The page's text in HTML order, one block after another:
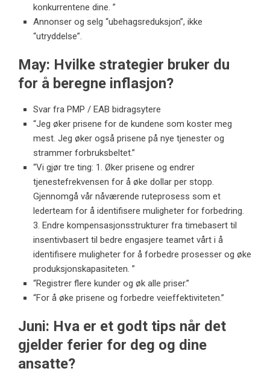
konkurrentene dine. ”
Annonser og selg “ubehagsreduksjon”, ikke
“utryddelse”.
May: Hvilke strategier bruker du
for å beregne inflasjon?
Svar fra PMP / EAB bidragsytere
“Jeg øker prisene for de kundene som koster meg
mest. Jeg øker også prisene på nye tjenester og
strammer forbruksbeltet.”
“Vi gjør tre ting: 1. Øker prisene og endrer
tjenestefrekvensen for å øke dollar per stopp.
Gjennomgå vår nåværende ruteprosess som et
lederteam for å identifisere muligheter for forbedring.
3. Endre kompensasjonsstrukturer fra timebasert til
insentivbasert til bedre engasjere teamet vårt i å
identifisere muligheter for å forbedre prosesser og øke
produksjonskapasiteten. ”
“Registrer flere kunder og øk alle priser.”
“For å øke prisene og forbedre veieffektiviteten.”
Juni: Hva er et godt tips når det
gjelder ferier for deg og dine
ansatte?